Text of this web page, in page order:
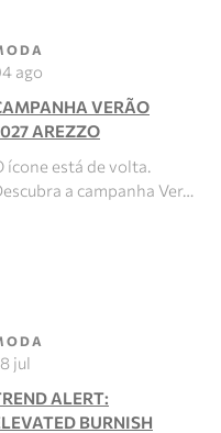
ago
VERÃO
AREZZO
ícone está de volta.
a campanha Ver…
jul
ALERT:
BURNISH